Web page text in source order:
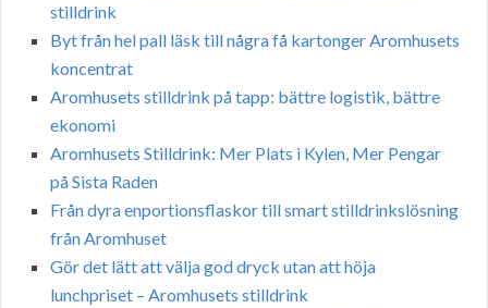
stilldrink
Byt från hel pall läsk till några få kartonger Aromhusets
koncentrat
Aromhusets stilldrink på tapp: bättre logistik, bättre
ekonomi
Aromhusets Stilldrink: Mer Plats i Kylen, Mer Pengar
på Sista Raden
Från dyra enportionsflaskor till smart stilldrinkslösning
från Aromhuset
Gör det lätt att välja god dryck utan att höja
lunchpriset – Aromhusets stilldrink